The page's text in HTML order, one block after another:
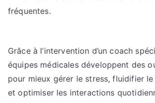
fréquentes.
Grâce à l’intervention d’un coach
équipes médicales développent des
pour mieux gérer le stress, fluidifier
et optimiser les interactions